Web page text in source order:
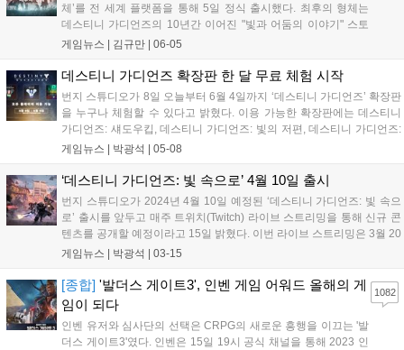
체’를 전 세계 플랫폼을 통해 5일 정식 출시했다. 최후의 형체는
데스티니 가디언즈의 10년간 이어진 "빛과 어둠의 이야기" 스토
리 라인의 최종장을 마무리 짓는 확장팩이다. 이번 확장팩에서 수
을 끝내 세상을 멸망으로부터 구해내야 한다....
게임뉴스 | 김규만 06-05
데스티니 가디언즈 확장판 한 달 무료 체험 시작
번지 스튜디오가 8일 오늘부터 6월 4일까지 ‘데스티니 가디언즈’ 확장판
을 누구나 체험할 수 있다고 밝혔다. 이용 가능한 확장판에는 데스티니
가디언즈: 섀도우킵, 데스티니 가디언즈: 빛의 저편, 데스티니 가디언즈:
마녀 여왕 확장판이 포함된다. PlayStation®Plus 구독자는 빛의 추락 확
게임뉴스 | 박광석 05-08
‘데스티니 가디언즈: 빛 속으로’ 4월 10일 출시
번지 스튜디오가 2024년 4월 10일 예정된 ‘데스티니 가디언즈: 빛 속으
로’ 출시를 앞두고 매주 트위치(Twitch) 라이브 스트리밍을 통해 신규 콘
텐츠를 공개할 예정이라고 15일 밝혔다. 이번 라이브 스트리밍은 3월 20
일, 3월 27일, 4월 3일 세 차례에 걸쳐 진행되며, 개발진이 직접 게임 플
게임뉴스 | 박광석 03-15
[종합] '발더스 게이트3', 인벤 게임 어워드 올해의 게
임이 되다
인벤 유저와 심사단의 선택은 CRPG의 새로운 흥행을 이끄는 '발
더스 게이트3'였다. 인벤은 15일 19시 공식 채널을 통해 2023 인
1082